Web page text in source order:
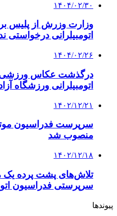
۱۴۰۴/۰۲/۳۰
وزارت وزرش از پلیس
اتومبیلرانی درخواستی
۱۴۰۴/۰۲/۲۶
درگذشت عکاس ورزشی
اتومبیلرانی ورزشگاه
۱۴۰۲/۱۲/۲۱
سرپرست فدراسیون
منصوب شد
۱۴۰۲/۱۲/۱۸
تلاش‌های پشت پرده یک
سرپرستی فدراسیون
پیوندها